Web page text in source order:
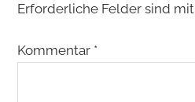
Erforderliche Felder sind mit
Kommentar *